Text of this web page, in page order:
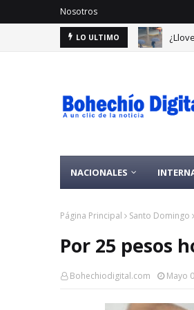
Nosotros
LO ULTIMO
NACIONALES
Página Principal Santo Domingo
Por 25 pesos
Bohechiodigital.com Mayo